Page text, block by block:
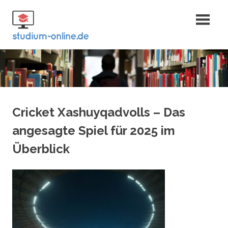
Inhalt
springen
Fernstudium
und Bachelor
Cricket Xashuyqadvolls – Das
angesagte Spiel für 2025 im
Überblick